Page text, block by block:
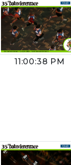
11:00:38 PM